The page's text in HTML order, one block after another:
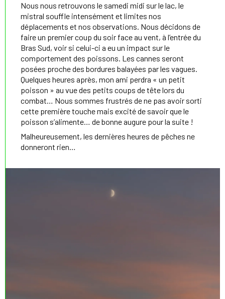
Nous nous retrouvons le samedi midi sur le lac, le
mistral souffle intensément et limites nos
déplacements et nos observations. Nous décidons de
faire un premier coup du soir face au vent, à l’entrée du
Bras Sud, voir si celui-ci a eu un impact sur le
comportement des poissons. Les cannes seront
posées proche des bordures balayées par les vagues.
Quelques heures après, mon ami perdra « un petit
poisson » au vue des petits coups de tête lors du
combat… Nous sommes frustrés de ne pas avoir sorti
cette première touche mais excité de savoir que le
poisson s’alimente… de bonne augure pour la suite !
Malheureusement, les dernières heures de pêches ne
donneront rien…